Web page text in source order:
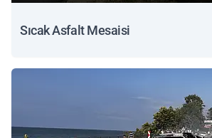
Sıcak Asfalt Mesaisi